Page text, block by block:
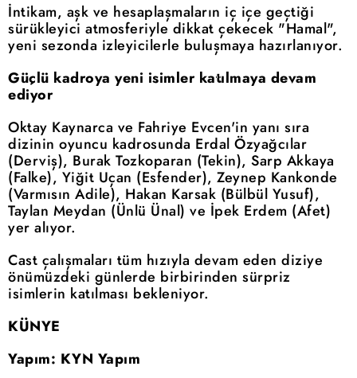
İntikam, aşk ve hesaplaşmaların iç içe geçtiği
sürükleyici atmosferiyle dikkat çekecek "Hamal",
yeni sezonda izleyicilerle buluşmaya hazırlanıyor.
Güçlü kadroya yeni isimler katılmaya devam
ediyor
Oktay Kaynarca ve Fahriye Evcen'in yanı sıra
dizinin oyuncu kadrosunda Erdal Özyağcılar
(Derviş), Burak Tozkoparan (Tekin), Sarp Akkaya
(Falke), Yiğit Uçan (Esfender), Zeynep Kankonde
(Varmısın Adile), Hakan Karsak (Bülbül Yusuf),
Taylan Meydan (Ünlü Ünal) ve İpek Erdem (Afet)
yer alıyor.
Cast çalışmaları tüm hızıyla devam eden diziye
önümüzdeki günlerde birbirinden sürpriz
isimlerin katılması bekleniyor.
KÜNYE
Yapım: KYN Yapım